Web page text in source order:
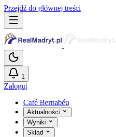
Przejdź do głównej treści
1
Zaloguj
Café Bernabéu
Aktualności
Wyniki
Skład